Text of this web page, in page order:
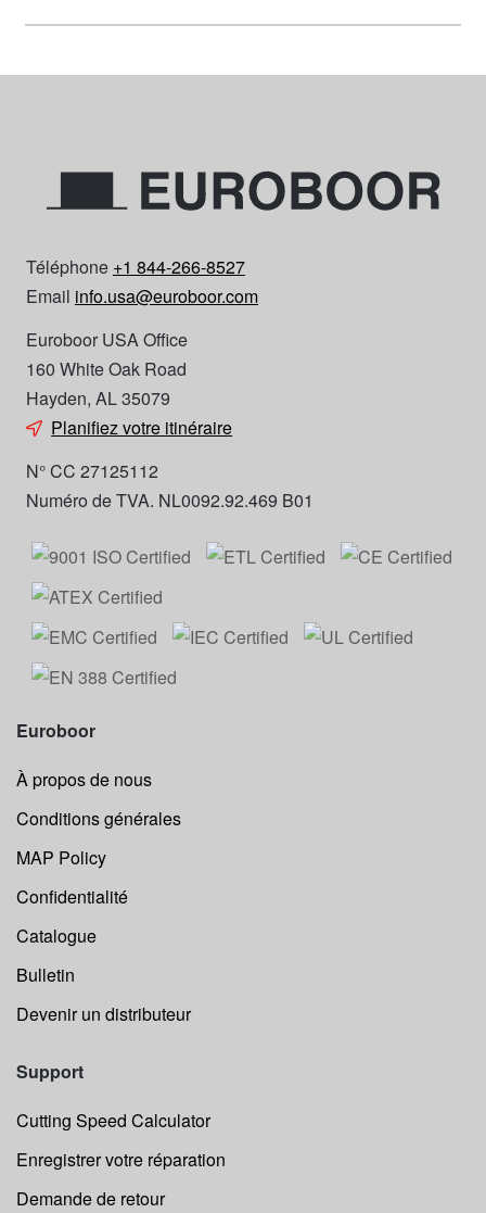
Téléphone +1 844-266-8527
Email info.usa@euroboor.com
Euroboor USA Office
160 White Oak Road
Hayden, AL 35079
Planifiez votre itinéraire
N° CC 27125112
Numéro de TVA. NL0092.92.469 B01
Euroboor
À propos de nous
Conditions générales
MAP Policy
Confidentialité
Catalogue
Bulletin
Devenir un distributeur
Support
Cutting Speed Calculator
Enregistrer votre réparation
Demande de retour